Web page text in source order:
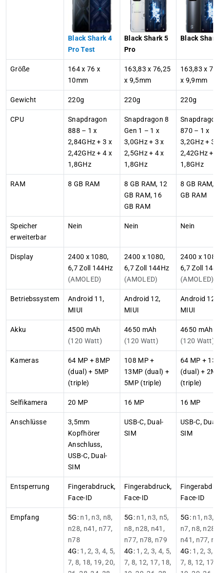
Black Shark 4
Pro Test
Black Shark 5
Pro
Black
Größe
164 x 76 x
10mm
163,83 x 76,25
x 9,5mm
163,83 x
x 9,9mm
Gewicht 220g 220g 220g
CPU
Snapdragon
888 – 1 x
2,84GHz + 3 x
2,42GHz + 4 x
1,8GHz
Snapdragon 8
Gen 1 – 1 x
3,0GHz + 3 x
2,5GHz + 4 x
1,8GHz
Snapdragon
870 – 1 x
3,2GHz + 3
2,42GHz +
1,8GHz
RAM 8 GB RAM
8 GB RAM, 12
GB RAM, 16
GB RAM
8 GB RAM,
GB RAM
Speicher
erweiterbar
Nein Nein Nein
Display
2400 x 1080,
6,7 Zoll 144Hz
(AMOLED)
2400 x 1080,
6,7 Zoll 144Hz
(AMOLED)
2400 x
6,7 Zoll
(AMOLED)
Betriebssystem
Android 11,
MIUI
Android 12,
MIUI
Android 12,
MIUI
Akku
4500 mAh
(120 Watt)
4650 mAh
(120 Watt)
4650 mAh
(120 Watt)
Kameras
64 MP + 8MP
(dual) + 5MP
(triple)
108 MP +
13MP (dual) +
5MP (triple)
64 MP +
(dual) +
(triple)
Selfikamera 20 MP 16 MP 16 MP
Anschlüsse
3,5mm
Kopfhörer
Anschluss,
USB-C, Dual-
SIM
USB-C, Dual-
SIM
USB-C,
SIM
Entsperrung
Fingerabdruck,
Face-ID
Fingerabdruck,
Face-ID
Face-ID
Empfang 5G: n1, n3, n8,
n28, n41, n77,
n78
4G: 1, 2, 3, 4, 5,
7, 8, 18, 19, 20,
5G: n1, n3, n5,
n8, n28, n41,
n77, n78, n79
4G: 1, 2, 3, 4, 5,
7, 8, 12, 17, 18,
5G: n1, n3,
n7, n8, n28,
n41, n77,
4G: 1, 2, 3,
7, 8, 12, 17,